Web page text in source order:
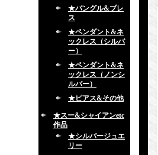
★バングル&ブレ
ス
★ペンダント&ネ
ックレス（シルバ
ー）
★ペンダント&ネ
ックレス（ノンシ
ルバー）
★ピアス&その他
★スー&シャイアンetc
作品
★シルバージュエ
リー